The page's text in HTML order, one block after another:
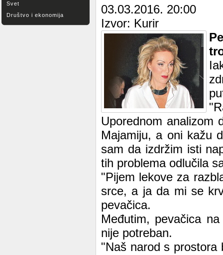
Svet
Društvo i ekonomija
03.03.2016. 20:00
Izvor: Kurir
Uporednom analizom
Majamiju, a oni kažu
sam da izdržim isti
tih problema odlučila
"Pijem lekove za
srce, a ja da mi se
pevačica.
Međutim, pevačica
nije potreban.
"Naš narod s prostora